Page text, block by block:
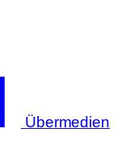
Übermedien